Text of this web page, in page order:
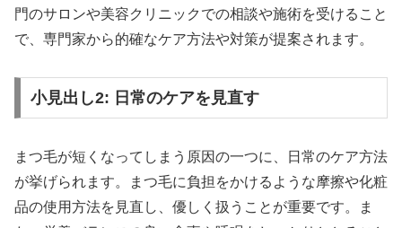
門のサロンや美容クリニックでの相談や施術を受けること
で、専門家から的確なケア方法や対策が提案されます。
小見出し2: 日常のケアを見直す
まつ毛が短くなってしまう原因の一つに、日常のケア方法
が挙げられます。まつ毛に負担をかけるような摩擦や化粧
品の使用方法を見直し、優しく扱うことが重要です。ま